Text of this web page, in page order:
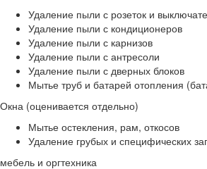
Удаление пыли с розеток и
Удаление пыли с кондиционеров
Удаление пыли с карнизов
Удаление пыли с антресоли
Удаление пыли с дверных блоков
Мытье труб и батарей отопления
Окна (оценивается отдельно)
Мытье остекления, рам, откосов
Удаление грубых и специфических
мебель и оргтехника